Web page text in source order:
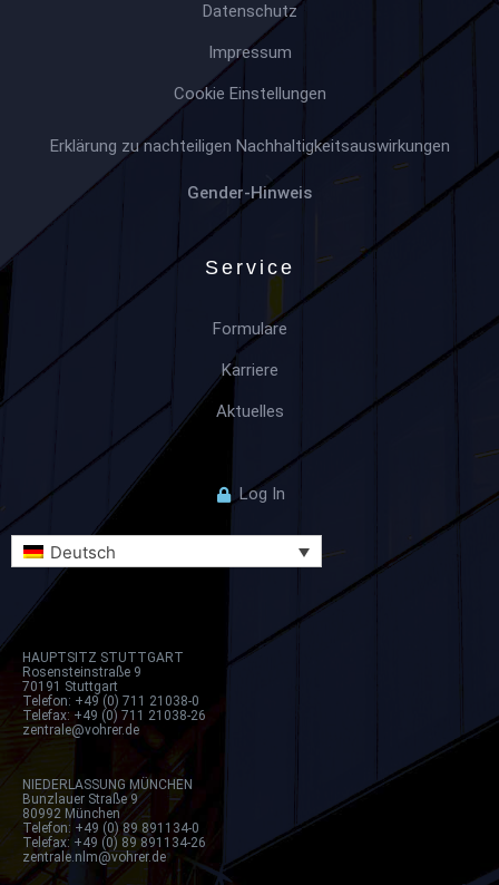
Datenschutz
Impressum
Cookie Einstellungen
Erklärung zu nachteiligen Nachhaltigkeitsauswirkungen
Gender-Hinweis
Service
Formulare
Karriere
Aktuelles
Log In
Deutsch
HAUPTSITZ STUTTGART
Rosensteinstraße 9
70191 Stuttgart
Telefon: +49 (0) 711 21038-0
Telefax: +49 (0) 711 21038-26
zentrale@vohrer.de
NIEDERLASSUNG MÜNCHEN
Bunzlauer Straße 9
80992 München
Telefon: +49 (0) 89 891134-0
Telefax: +49 (0) 89 891134-26
zentrale.nlm@vohrer.de